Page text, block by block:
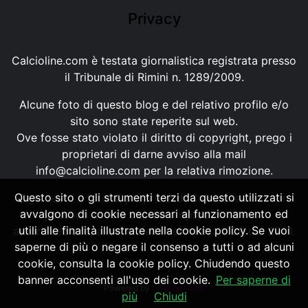
Privacy
Calcioline.com è testata giornalistica registrata presso
il Tribunale di Rimini n. 1289/2009.
Alcune foto di questo blog e del relativo profilo e/o
sito sono state reperite sul web.
Ove fosse stato violato il diritto di copyright, prego i
proprietari di darne avviso alla mail
info@calcioline.com per la relativa rimozione.
Ogni testo e foto di proprietà di Calcioline.com non
possono essere copiati o riprodotti, senza
autorizzazione, ai sensi della normativa n.29 del 2001.
Powered by SpheraHouse
Questo sito o gli strumenti terzi da questo utilizzati si
avvalgono di cookie necessari al funzionamento ed
utili alle finalità illustrate nella cookie policy. Se vuoi
saperne di più o negare il consenso a tutti o ad alcuni
cookie, consulta la cookie policy. Chiudendo questo
banner acconsenti all'uso dei cookie. Per saperne di
più
Chiudi